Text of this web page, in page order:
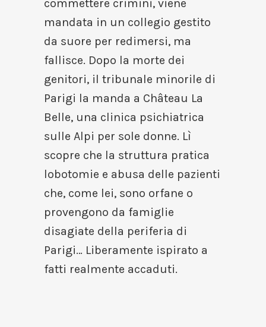
commettere crimini, viene
mandata in un collegio gestito
da suore per redimersi, ma
fallisce. Dopo la morte dei
genitori, il tribunale minorile di
Parigi la manda a Château La
Belle, una clinica psichiatrica
sulle Alpi per sole donne. Lì
scopre che la struttura pratica
lobotomie e abusa delle pazienti
che, come lei, sono orfane o
provengono da famiglie
disagiate della periferia di
Parigi… Liberamente ispirato a
fatti realmente accaduti.